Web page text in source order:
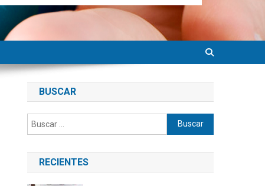
BUSCAR
Buscar:
RECIENTES